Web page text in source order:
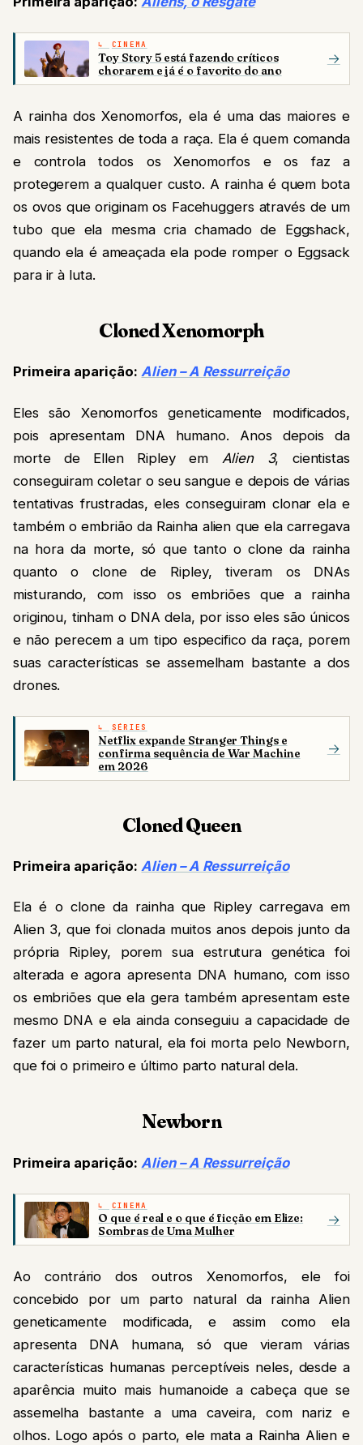
CINEMA
Toy Story 5 está fazendo críticos
chorarem e já é o favorito do ano
→
A rainha dos Xenomorfos, ela é uma das maiores e
mais resistentes de toda a raça. Ela é quem comanda
e controla todos os Xenomorfos e os faz a
protegerem a qualquer custo. A rainha é quem bota
os ovos que originam os Facehuggers através de um
tubo que ela mesma cria chamado de Eggshack,
quando ela é ameaçada ela pode romper o Eggsack
para ir à luta.
Cloned Xenomorph
Primeira aparição: Alien – A Ressurreição
Eles são Xenomorfos geneticamente modificados,
pois apresentam DNA humano. Anos depois da
morte de Ellen Ripley em Alien 3, cientistas
conseguiram coletar o seu sangue e depois de várias
tentativas frustradas, eles conseguiram clonar ela e
também o embrião da Rainha alien que ela carregava
na hora da morte, só que tanto o clone da rainha
quanto o clone de Ripley, tiveram os DNAs
misturando, com isso os embriões que a rainha
originou, tinham o DNA dela, por isso eles são únicos
e não perecem a um tipo especifico da raça, porem
suas características se assemelham bastante a dos
drones.
SÉRIES
Netflix expande Stranger Things e
confirma sequência de War Machine
em 2026
→
Cloned Queen
Primeira aparição: Alien – A Ressurreição
Ela é o clone da rainha que Ripley carregava em
Alien 3, que foi clonada muitos anos depois junto da
própria Ripley, porem sua estrutura genética foi
alterada e agora apresenta DNA humano, com isso
os embriões que ela gera também apresentam este
mesmo DNA e ela ainda conseguiu a capacidade de
fazer um parto natural, ela foi morta pelo Newborn,
que foi o primeiro e último parto natural dela.
Newborn
Primeira aparição: Alien – A Ressurreição
CINEMA
O que é real e o que é ficção em Elize:
Sombras de Uma Mulher
→
Ao contrário dos outros Xenomorfos, ele foi
concebido por um parto natural da rainha Alien
geneticamente modificada, e assim como ela
apresenta DNA humana, só que vieram várias
características humanas perceptíveis neles, desde a
aparência muito mais humanoide a cabeça que se
assemelha bastante a uma caveira, com nariz e
olhos. Logo após o parto, ele mata a Rainha Alien e